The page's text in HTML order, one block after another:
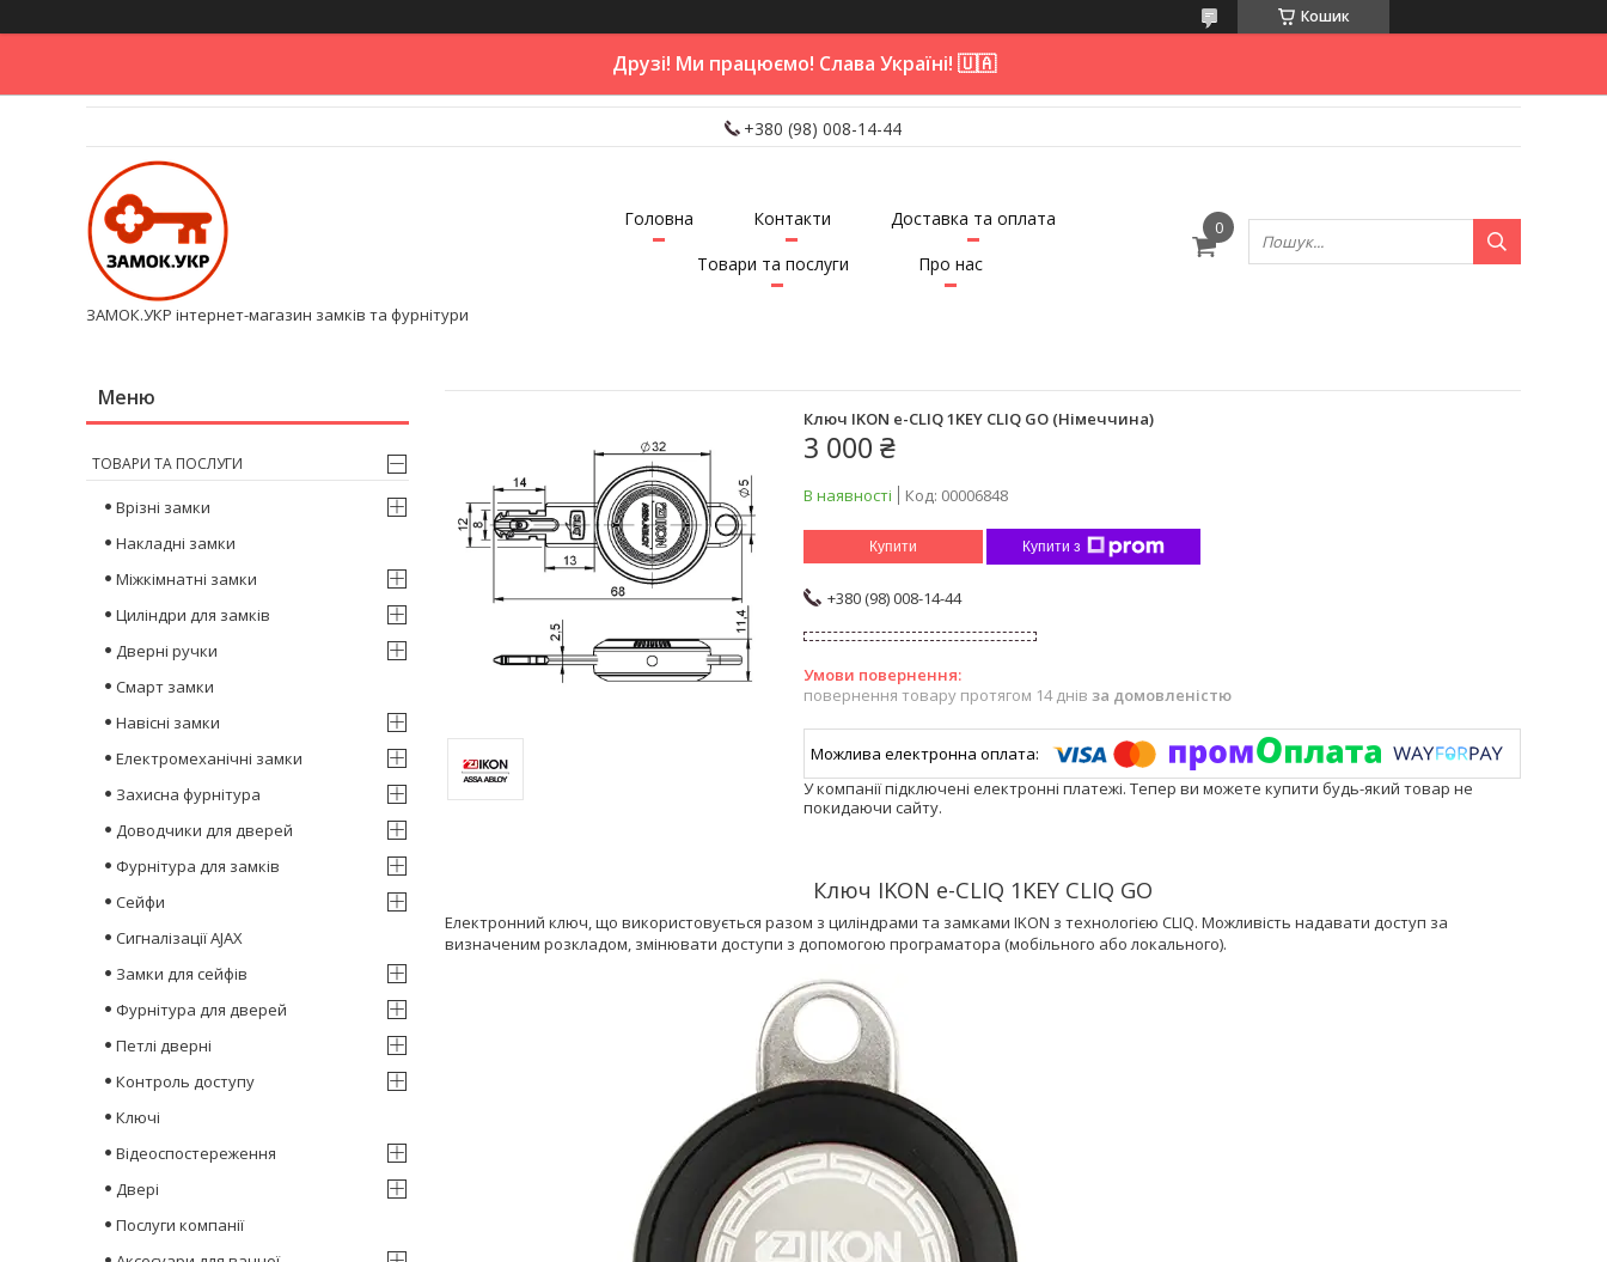
Кошик
Друзі! Ми працюємо! Слава Україні! 🇺🇦
+380 (98) 008-14-44
ЗАМОК.УКР інтернет-магазин замків та фурнітури
Головна Контакти
Доставка та оплата
Товари та послуги
Про нас
Ключ IKON e-CLIQ 1KEY CLIQ GO (Німеччина)
3 000 ₴
В наявності Код: 00006848
Купити Купити з
+380 (98) 008-14-44
повернення товару протягом 14 днів за домовленістю
У компанії підключені електронні платежі. Тепер ви можете купити будь-який товар не
покидаючи сайту.
Ключ IKON e-CLIQ 1KEY CLIQ GO
Електронний ключ, що використовується разом з циліндрами та замками IKON з технологією CLIQ. Можливість надавати доступ за
визначеним розкладом, змінювати доступи з допомогою програматора (мобільного або локального).
ТОВАРИ ТА ПОСЛУГИ
Врізні замки
Накладні замки
Міжкімнатні замки
Циліндри для замків
Дверні ручки
Смарт замки
Навісні замки
Електромеханічні замки
Захисна фурнітура
Доводчики для дверей
Фурнітура для замків
Сейфи
Сигналізації AJAX
Замки для сейфів
Фурнітура для дверей
Петлі дверні
Контроль доступу
Ключі
Відеоспостереження
Двері
Послуги компанії